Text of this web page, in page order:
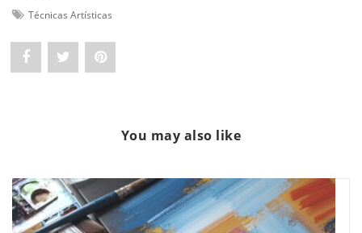
Técnicas Artísticas
Share
Arte
de
Post
a
Arte
Pin
Arte
de
You may also like